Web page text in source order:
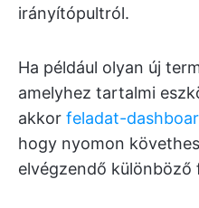
irányítópultról.
Ha például olyan új
amelyhez tartalmi
akkor feladat-
hogy nyomon
elvégzendő különböző